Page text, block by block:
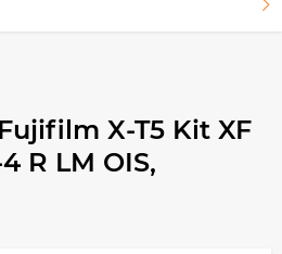
X-T5 Kit XF
R LM OIS,